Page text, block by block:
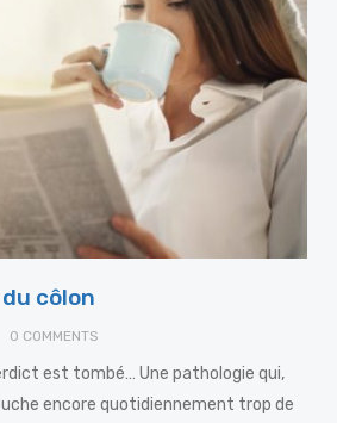
côlon
0 COMMENTS
est tombé… Une pathologie qui,
encore quotidiennement trop de